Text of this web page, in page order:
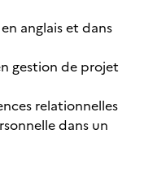
anglais et dans
gestion de projet
relationnelles
dans un